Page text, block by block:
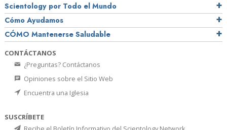
Scientology por Todo el Mundo
Cómo Ayudamos
CÓMO Mantenerse Saludable
CONTÁCTANOS
¿Preguntas? Contáctanos
Opiniones sobre el Sitio Web
Encuentra una Iglesia
SUSCRÍBETE